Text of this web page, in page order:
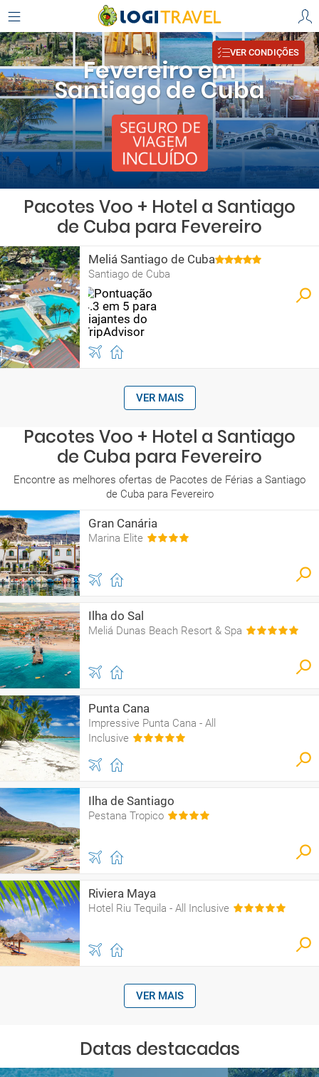
Fevereiro em
Santiago de Cuba
VER CONDIÇÕES
Pacotes Voo + Hotel a Santiago
de Cuba para Fevereiro
Meliá Santiago de Cuba
Santiago de Cuba
VER MAIS
Pacotes Voo + Hotel a Santiago
de Cuba para Fevereiro
Encontre as melhores ofertas de Pacotes de Férias a Santiago
de Cuba para Fevereiro
Gran Canária
Marina Elite
Ilha do Sal
Meliá Dunas Beach Resort & Spa
Punta Cana
Impressive Punta Cana - All
Inclusive
Ilha de Santiago
Pestana Tropico
Riviera Maya
Hotel Riu Tequila - All Inclusive
VER MAIS
Datas destacadas